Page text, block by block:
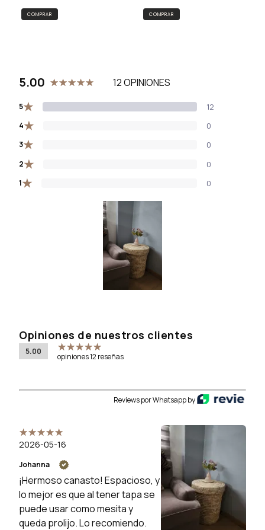
COMPRAR
5.00 12 OPINIONES
5★ 12
4★ 0
3★ 0
2★ 0
1★ 0
Opiniones de nuestros clientes
5.00
opiniones 12 reseñas
Reviews por Whatsapp by
2026-05-16
Johanna
¡Hermoso canasto! Espacioso, y
lo mejor es que al tener tapa se
puede usar como mesita y
queda prolijo. Lo recomiendo.